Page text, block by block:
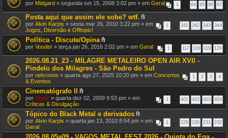
i
c
o
t
e
m
u
m
a
v
o
t
a
ç
ã
o
.
1 84 85 86 87
por Midgard » segunda set 15, 2008 3:02 pm » em Geral
Posta aqui que assim ele sobe? wtf.
A
e
o
s
)
1 341 342 343 344
por Alvin Karpis » sexta mar 26, 2010 3:22 pm » em
Jogos, Diversão e Offtopic!
Política - Discute/Opina
A
e
x
o
(
)
1 117 118 119 120
por Vooder » terça jan 26, 2016 2:02 pm » em Geral
2026.08.21_23 - MILAGRE METALEIRO OPEN AIR XVII -
Pindelo dos Milagres - São Pedro do Sul
1 2 3 4
por nekronos » quarta ago 27, 2025 10:20 pm » em Concertos
& Eventos
Cinematógrafo II
A
e
x
o
s
1 401 402 403 404
por raxx7 » quarta dez 02, 2009 9:53 pm » em
Críticas & Divulgação
Tópico do Black Metal e derivados
A
e
1 229 230 231 232
por Alvin Karpis » quarta jan 13, 2010 8:54 pm » em
Geral
2026.08.05a09 - VAGOS METAL FEST 2026 - Quinta do Ega -